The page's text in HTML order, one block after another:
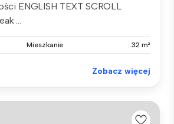
ENGLISH TEXT SCROLL
...
Mieszkanie 32 m²
Zobacz więcej